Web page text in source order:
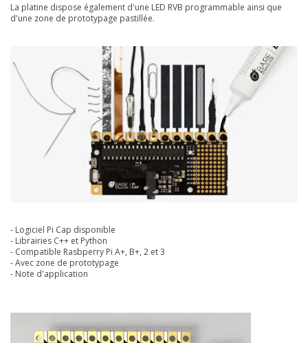
La platine dispose également d'une LED RVB programmable ainsi que
d'une zone de prototypage pastillée.
- Logiciel Pi Cap disponible
- Librairies C++ et Python
- Compatible Rasbperry Pi A+, B+, 2 et 3
- Avec zone de prototypage
- Note d'application